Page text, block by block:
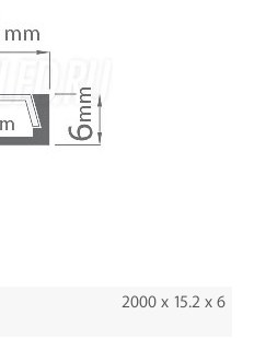
2000 x 15.2 x 6